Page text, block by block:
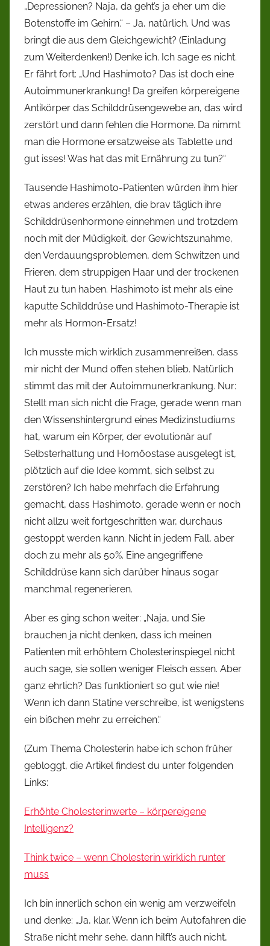
„Depressionen? Naja, da geht’s ja eher um die
Botenstoffe im Gehirn.“ – Ja, natürlich. Und was
bringt die aus dem Gleichgewicht? (Einladung
zum Weiterdenken!) Denke ich. Ich sage es nicht.
Er fährt fort: „Und Hashimoto? Das ist doch eine
Autoimmunerkrankung! Da greifen körpereigene
Antikörper das Schilddrüsengewebe an, das wird
zerstört und dann fehlen die Hormone. Da nimmt
man die Hormone ersatzweise als Tablette und
gut isses! Was hat das mit Ernährung zu tun?“
Tausende Hashimoto-Patienten würden ihm hier
etwas anderes erzählen, die brav täglich ihre
Schilddrüsenhormone einnehmen und trotzdem
noch mit der Müdigkeit, der Gewichtszunahme,
den Verdauungsproblemen, dem Schwitzen und
Frieren, dem struppigen Haar und der trockenen
Haut zu tun haben. Hashimoto ist mehr als eine
kaputte Schilddrüse und Hashimoto-Therapie ist
mehr als Hormon-Ersatz!
Ich musste mich wirklich zusammenreißen, dass
mir nicht der Mund offen stehen blieb. Natürlich
stimmt das mit der Autoimmunerkrankung. Nur:
Stellt man sich nicht die Frage, gerade wenn man
den Wissenshintergrund eines Medizinstudiums
hat, warum ein Körper, der evolutionär auf
Selbsterhaltung und Homöostase ausgelegt ist,
plötzlich auf die Idee kommt, sich selbst zu
zerstören? Ich habe mehrfach die Erfahrung
gemacht, dass Hashimoto, gerade wenn er noch
nicht allzu weit fortgeschritten war, durchaus
gestoppt werden kann. Nicht in jedem Fall, aber
doch zu mehr als 50%. Eine angegriffene
Schilddrüse kann sich darüber hinaus sogar
manchmal regenerieren.
Aber es ging schon weiter: „Naja, und Sie
brauchen ja nicht denken, dass ich meinen
Patienten mit erhöhtem Cholesterinspiegel nicht
auch sage, sie sollen weniger Fleisch essen. Aber
ganz ehrlich? Das funktioniert so gut wie nie!
Wenn ich dann Statine verschreibe, ist wenigstens
ein bißchen mehr zu erreichen.“
(Zum Thema Cholesterin habe ich schon früher
gebloggt, die Artikel findest du unter folgenden
Links:
Erhöhte Cholesterinwerte – körpereigene
Intelligenz?
Think twice – wenn Cholesterin wirklich runter
muss
Ich bin innerlich schon ein wenig am verzweifeln
und denke: „Ja, klar. Wenn ich beim Autofahren die
Straße nicht mehr sehe, dann hilft’s auch nicht,